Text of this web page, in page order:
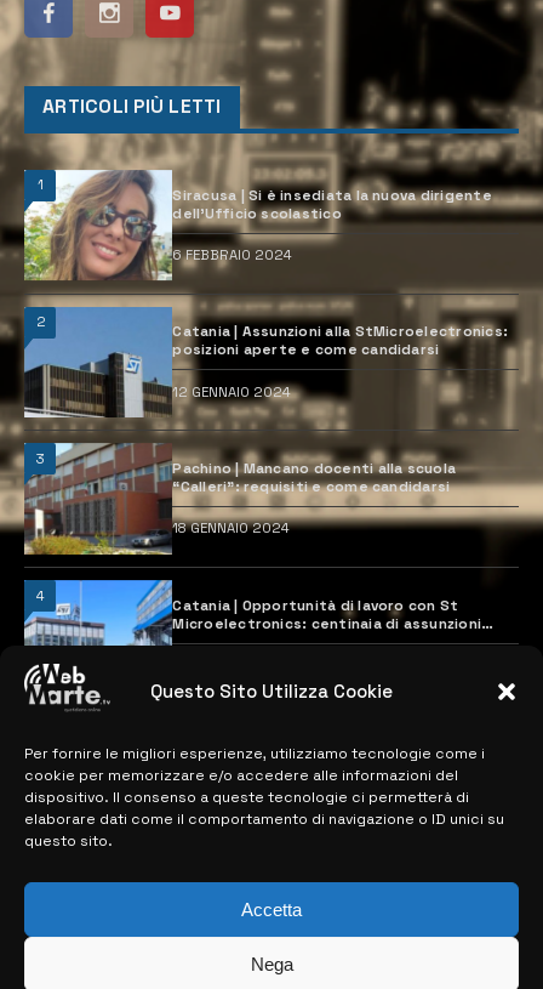
Questo Sito Utilizza Cookie
Per fornire le migliori esperienze, utilizziamo tecnologie come i
cookie per memorizzare e/o accedere alle informazioni del
dispositivo. Il consenso a queste tecnologie ci permetterà di
elaborare dati come il comportamento di navigazione o ID unici su
questo sito.
Accetta
Nega
ARTICOLI PIÙ LETTI
1
Siracusa | Si è insediata la nuova dirigente
dell’Ufficio scolastico
6 FEBBRAIO 2024
2
Catania | Assunzioni alla StMicroelectronics:
posizioni aperte e come candidarsi
12 GENNAIO 2024
3
Pachino | Mancano docenti alla scuola
“Calleri”: requisiti e come candidarsi
18 GENNAIO 2024
4
Catania | Opportunità di lavoro con St
Microelectronics: centinaia di assunzioni
previste
MAPPA DEL SITO
> NOTIZIE